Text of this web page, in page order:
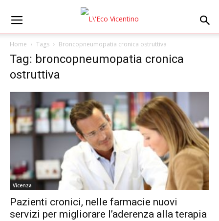
Home Tags Broncopneumopatia cronica ostruttiva
Tag: broncopneumopatia cronica
ostruttiva
Vicenza
Pazienti cronici, nelle farmacie nuovi
servizi per migliorare l’aderenza alla terapia